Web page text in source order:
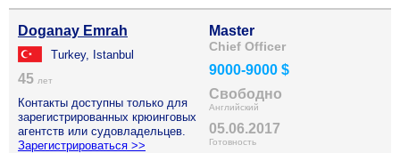
Doganay Emrah
Turkey, Istanbul
45 лет
Контакты доступны только для
зарегистрированных крюинговых
агентств или судовладельцев.
Зарегистрироваться >>
Master
Chief Officer
9000-9000 $
Свободно
Английский
05.06.2017
Готовность